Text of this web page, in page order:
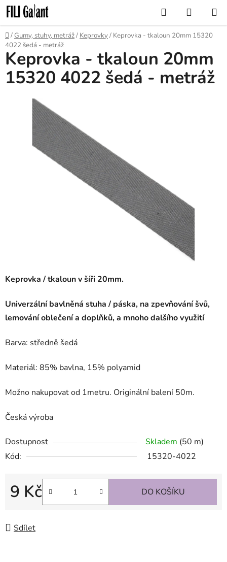
Přejít
na
obsah
Hledat
KOŠÍK
Domů
/ Gumy, stuhy, metráž/ Keprovky/ Keprovka - tkaloun 20mm 15320
4022 šedá - metráž
Keprovka / tkaloun v šíři 20mm.
Univerzální bavlněná stuha / páska, na zpevňování švů,
lemování oblečení a doplňků, a mnoho dalšího využití
Barva: středně šedá
Materiál: 85% bavlna, 15% polyamid
Možno nakupovat od 1metru. Originální balení 50m.
Česká výroba
Dostupnost Skladem (50 m)
Kód:
15320-4022
9 Kč
Měrná cena:
DO KOŠÍKU
Sdílet
Keprovka - tkaloun 20mm
15320 4022 šedá - metráž